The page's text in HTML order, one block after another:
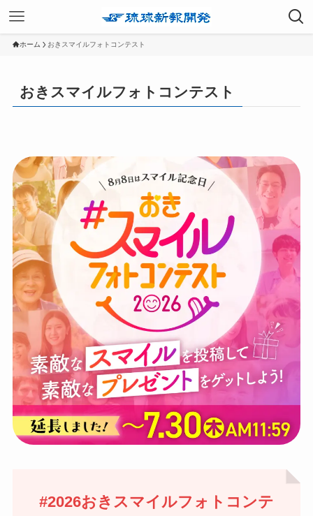
ホーム おきスマイルフォトコンテスト
おきスマイルフォトコンテスト
#2026おきスマイルフォトコンテ